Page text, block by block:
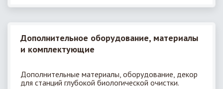
Дополнительное оборудование, материалы
и комплектующие
Дополнительные материалы, оборудование, декор
для станций глубокой биологической очистки.